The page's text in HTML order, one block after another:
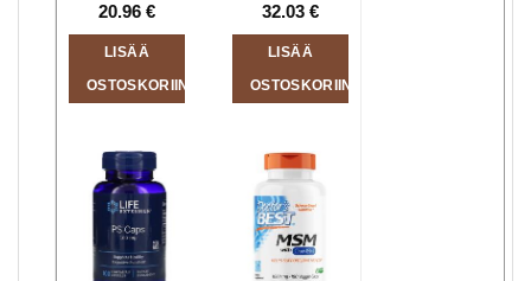
20.96 €
LISÄÄ
OSTOSKORIIN
32.03 €
LISÄÄ
OSTOSKORIIN